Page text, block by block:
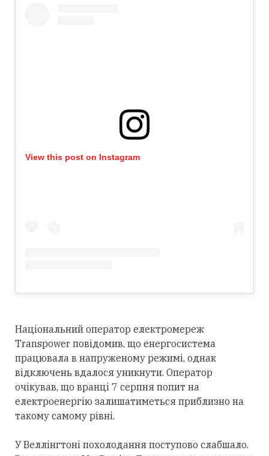
View this post on Instagram
Національний оператор електромереж
Transpower повідомив, що енергосистема
працювала в напруженому режимі, однак
відключень вдалося уникнути. Оператор
очікував, що вранці 7 серпня попит на
електроенергію залишатиметься приблизно на
такому самому рівні.
У Веллінгтоні похолодання поступово слабшало.